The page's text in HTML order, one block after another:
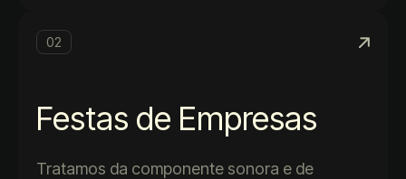
02
Festas de Empresas
Tratamos da componente sonora e de